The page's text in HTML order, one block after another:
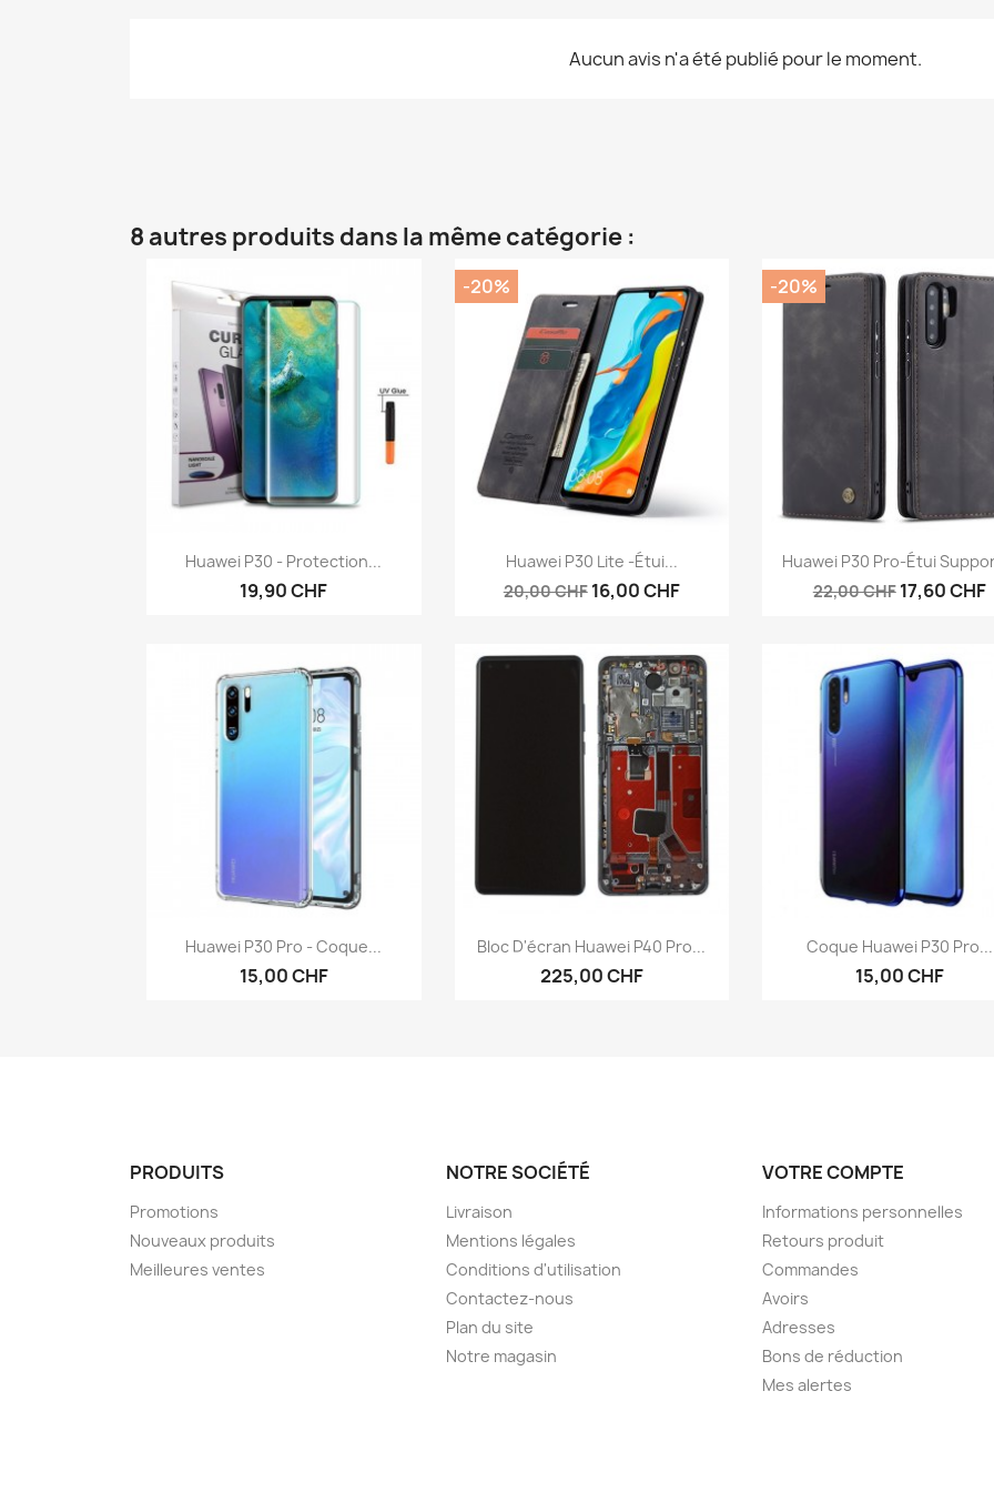
Aucun avis n'a été publié pour le moment.
8 autres produits dans la même catégorie :
Aperçu rapide
Huawei P30 - Protection...
19,90 CHF
Aperçu rapide
Huawei P30 Lite -étui...
20,00 CHF 16,00 CHF
-20%
Aperçu rapide
Huawei P30 Pro-Étui
22,00 CHF 17,60 CHF
-20%
Aperçu rapide
Huawei P30 Pro - Coque...
15,00 CHF
Aperçu rapide
Bloc D'écran Huawei P40 Pro...
225,00 CHF
Aperçu rapide
Coque Huawei P30 Pro...
15,00 CHF
PRODUITS
Promotions
Nouveaux produits
Meilleures ventes
NOTRE SOCIÉTÉ
Livraison
Mentions légales
Conditions d'utilisation
Contactez-nous
Plan du site
Notre magasin
VOTRE COMPTE
Informations personnelles
Retours produit
Commandes
Avoirs
Adresses
Bons de réduction
Mes alertes